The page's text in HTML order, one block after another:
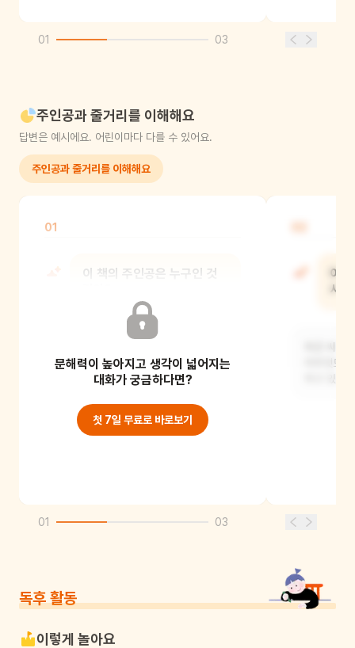
01 03
주인공과 줄거리를 이해해요
답변은 예시에요. 어린이마다 다를 수 있어요.
주인공과 줄거리를 이해해요
01
이 책의 주인공은 누구인 것
엄마인 것 같아.
문해력이 높아지고 생각이 넓어지는
대화가 궁금하다면?
첫 7일 무료로 바로보기
이
시
아무것도
01 03
독후 활동
이렇게 놀아요